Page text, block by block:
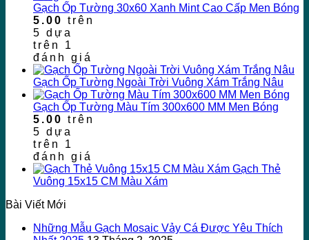
Gạch Ốp Tường 30x60 Xanh Mint Cao Cấp Men Bóng
5.00 trên
5 dựa
trên 1
đánh giá
Gạch Ốp Tường Ngoài Trời Vuông Xám Trắng Nâu
Gạch Ốp Tường Màu Tím 300x600 MM Men Bóng
5.00 trên
5 dựa
trên 1
đánh giá
Gạch Thẻ
Vuông 15x15 CM Màu Xám
Bài Viết Mới
Những Mẫu Gạch Mosaic Vảy Cá Được Yêu Thích